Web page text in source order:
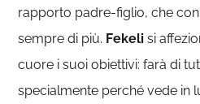
rapporto padre-figlio, che
sempre di più. Fekeli si
cuore i suoi obiettivi: farà di
specialmente perché vede in